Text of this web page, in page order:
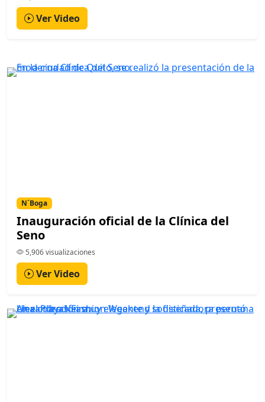
Ver Video
N´Boga
Inauguración oficial de la Clínica del
Seno
5,906 visualizaciones
Ver Video